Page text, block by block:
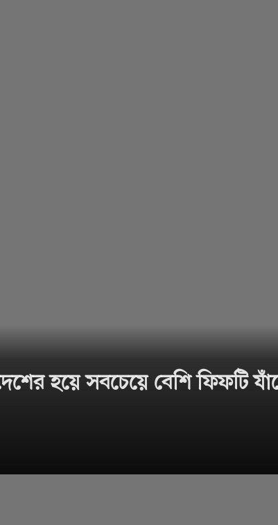
হয়ে সবচেয়ে বেশি ফিফটি